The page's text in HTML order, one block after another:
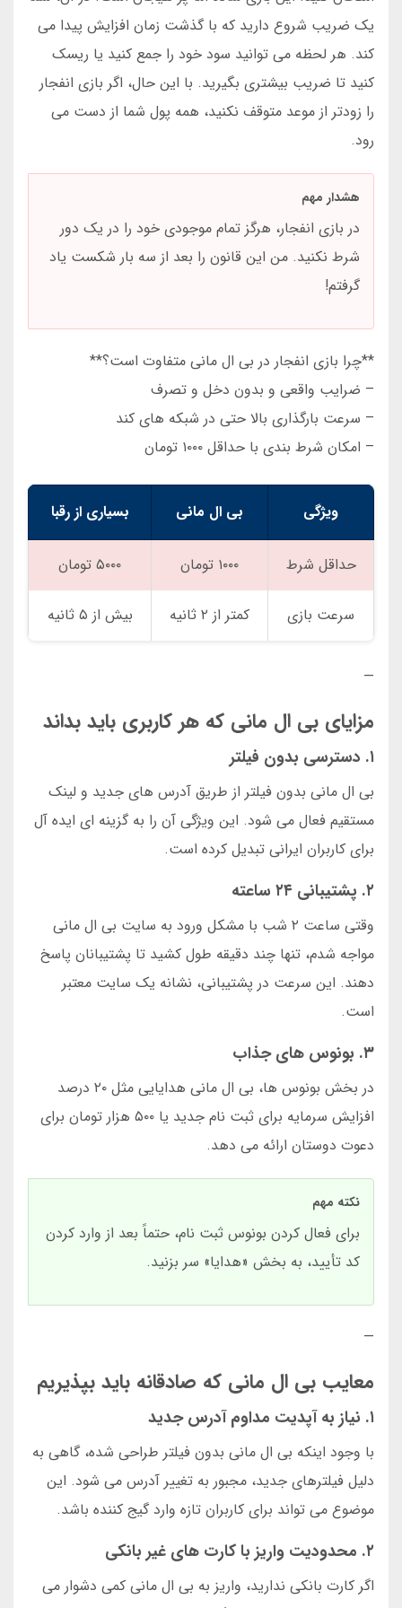
یک ضریب شروع دارید که با گذشت زمان افزایش پیدا می
کند. هر لحظه می توانید سود خود را جمع کنید یا ریسک
کنید تا ضریب بیشتری بگیرید. با این حال، اگر بازی انفجار
را زودتر از موعد متوقف نکنید، همه پول شما از دست می
رود.
هشدار مهم
در بازی انفجار، هرگز تمام موجودی خود را در یک دور
شرط نکنید. من این قانون را بعد از سه بار شکست یاد
گرفتم!
**چرا بازی انفجار در بی ال مانی متفاوت است؟**
– ضرایب واقعی و بدون دخل و تصرف
– سرعت بارگذاری بالا حتی در شبکه های کند
– امکان شرط بندی با حداقل ۱۰۰۰ تومان
ویژگی بی ال مانی بسیاری از رقبا
حداقل شرط ۱۰۰۰ تومان ۵۰۰۰ تومان
سرعت بازی کمتر از ۲ ثانیه بیش از ۵ ثانیه
—
مزایای بی ال مانی که هر کاربری باید بداند
۱. دسترسی بدون فیلتر
بی ال مانی بدون فیلتر از طریق آدرس های جدید و لینک
مستقیم فعال می شود. این ویژگی آن را به گزینه ای ایده آل
برای کاربران ایرانی تبدیل کرده است.
۲. پشتیبانی ۲۴ ساعته
وقتی ساعت ۲ شب با مشکل ورود به سایت بی ال مانی
مواجه شدم، تنها چند دقیقه طول کشید تا پشتیبانان پاسخ
دهند. این سرعت در پشتیبانی، نشانه یک سایت معتبر
است.
۳. بونوس های جذاب
در بخش بونوس ها، بی ال مانی هدایایی مثل ۲۰ درصد
افزایش سرمایه برای ثبت نام جدید یا ۵۰۰ هزار تومان برای
دعوت دوستان ارائه می دهد.
نکته مهم
برای فعال کردن بونوس ثبت نام، حتماً بعد از وارد کردن
کد تأیید، به بخش «هدایا» سر بزنید.
—
معایب بی ال مانی که صادقانه باید بپذیریم
۱. نیاز به آپدیت مداوم آدرس جدید
با وجود اینکه بی ال مانی بدون فیلتر طراحی شده، گاهی به
دلیل فیلترهای جدید، مجبور به تغییر آدرس می شود. این
موضوع می تواند برای کاربران تازه وارد گیج کننده باشد.
۲. محدودیت واریز با کارت های غیر بانکی
اگر کارت بانکی ندارید، واریز به بی ال مانی کمی دشوار می